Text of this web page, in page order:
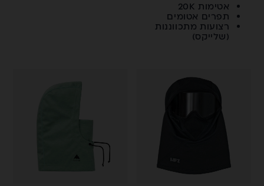
אטימות 20K
תפרים אטומים
רצועות מתכווננות
(שלייקס)